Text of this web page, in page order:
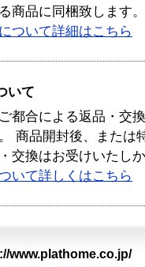
商品に同梱致します。
ついて詳細はこちら
いて
都合による返品・交
商品開封後、または
交換はお受けいたし
いて詳しくはこちら
www.plathome.co.jp/